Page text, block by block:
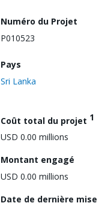
Numéro du Projet
P010523
Pays
Sri Lanka
Coût total du projet 1
USD 0.00 millions
Montant engagé
USD 0.00 millions
Date de dernière